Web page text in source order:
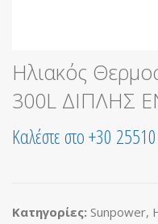
Ηλιακός
300L ΔΙΠΛΗΣ
Καλέστε στο +30
Κατηγορίες: Sunpower,